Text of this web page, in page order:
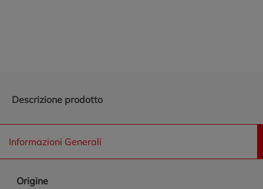
Descrizione prodotto
Informazioni Generali
Origine